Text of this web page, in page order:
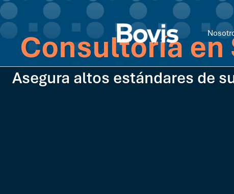
Consultoría
Asegura altos estándares de